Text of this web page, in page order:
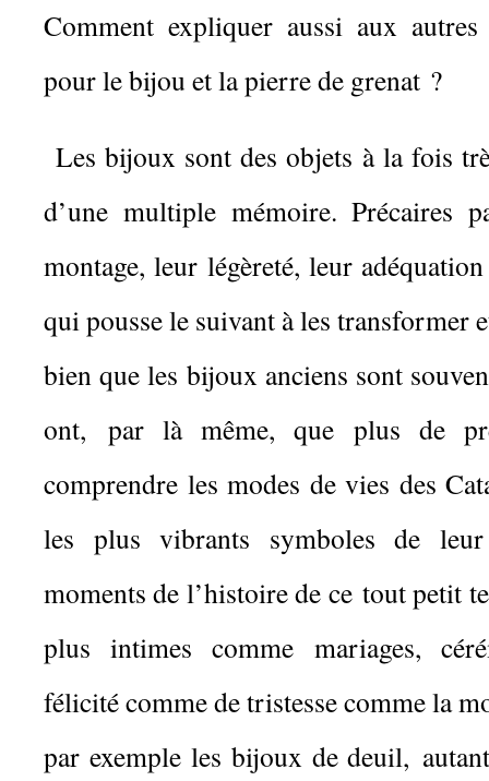
Comment expliquer aussi aux autres
pour le bijou et la pierre de grenat ?
Les bijoux sont des objets à la fois
d’une multiple mémoire. Précaires
montage, leur légèreté, leur
qui pousse le suivant à les
bien que les bijoux anciens sont
ont, par là même, que plus de
comprendre les modes de vies des
les plus vibrants symboles de
moments de l’histoire de ce tout petit
plus intimes comme mariages,
félicité comme de tristesse comme la
par exemple les bijoux de deuil,